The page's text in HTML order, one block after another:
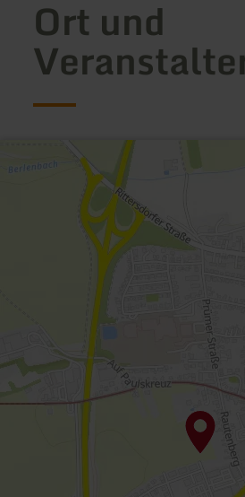
Ort und